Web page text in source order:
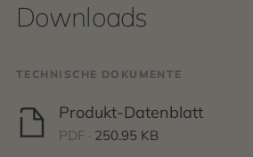
Downloads
TECHNISCHE DOKUMENTE
Produkt-Datenblatt
PDF · 250.95 KB